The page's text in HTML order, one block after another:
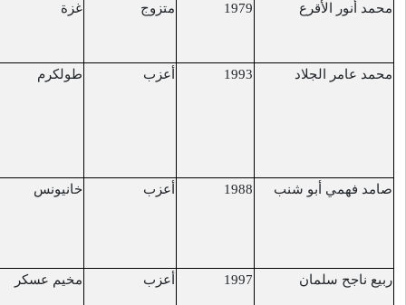
متزوج غزة
الشريط الحدودي في
9/2/2017
أعزب طولكرم
مستشفى "بلنسون"
10/2/2017
أعزب خانيونس
خانيونس متأثرا
16/2/2017
أعزب مخيم عسكر قرب بلدة الزاوية 27/2/2017